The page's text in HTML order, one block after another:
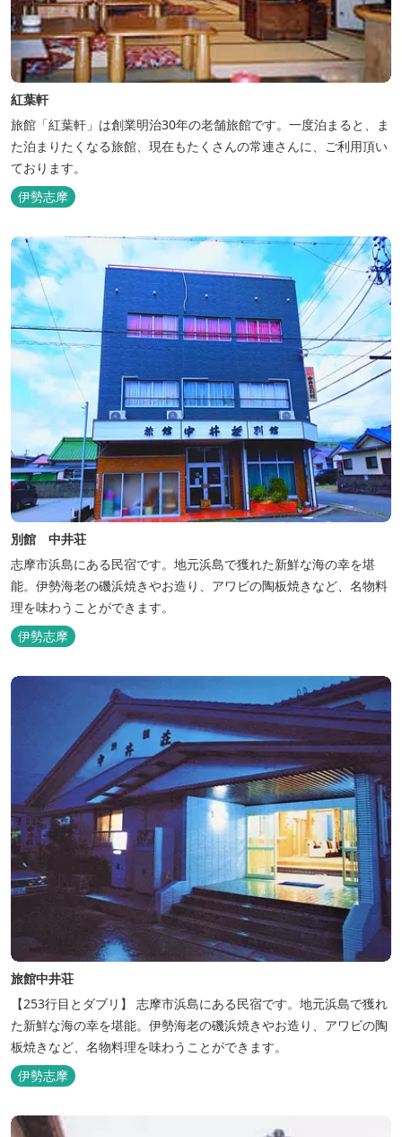
紅葉軒
旅館「紅葉軒」は創業明治30年の老舗旅館です。一度泊まると、ま
た泊まりたくなる旅館、現在もたくさんの常連さんに、ご利用頂い
ております。
伊勢志摩
別館 中井荘
志摩市浜島にある民宿です。地元浜島で獲れた新鮮な海の幸を堪
能。伊勢海老の磯浜焼きやお造り、アワビの陶板焼きなど、名物料
理を味わうことができます。
伊勢志摩
旅館中井荘
【253行目とダブリ】 志摩市浜島にある民宿です。地元浜島で獲れ
た新鮮な海の幸を堪能。伊勢海老の磯浜焼きやお造り、アワビの陶
板焼きなど、名物料理を味わうことができます。
伊勢志摩